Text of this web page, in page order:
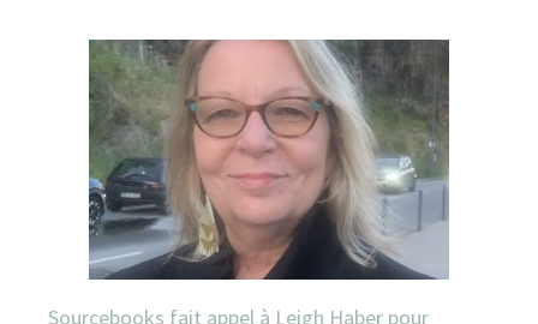
Sourcebooks fait appel à Leigh Haber pour